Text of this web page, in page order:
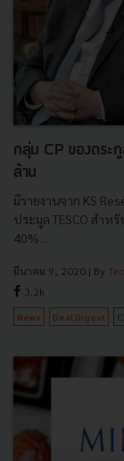
กลุ่ม CP ของตระ
ล้าน
มีรายงานจาก KS
ประมูล TESCO สำห
40%...
มีนาคม 9, 2020 | By
3.2k
News Deal Digest